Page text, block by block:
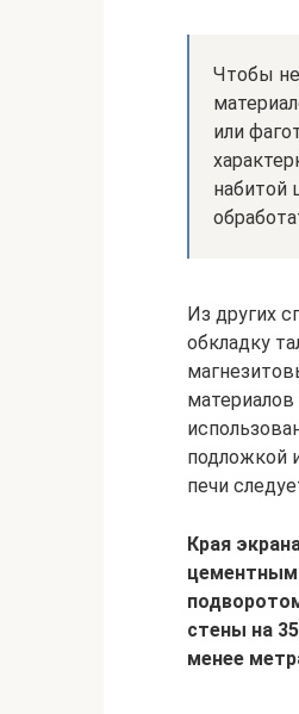
Чтобы не
или
набитой
Из других
обкладку
подложкой
печи
Края
стены на
менее